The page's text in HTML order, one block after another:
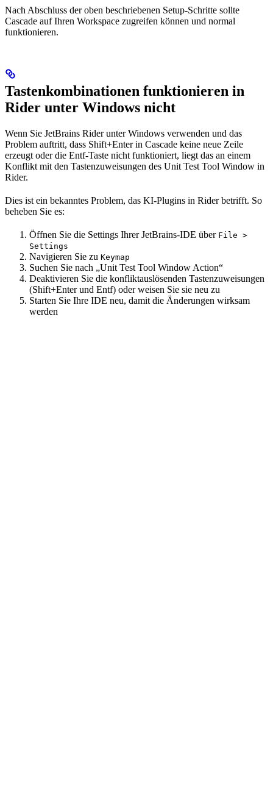
Nach Abschluss der oben beschriebenen Setup-Schritte sollte
Cascade auf Ihren Workspace zugreifen können und normal
funktionieren.
Tastenkombinationen funktionieren in
Rider unter Windows nicht
Wenn Sie JetBrains Rider unter Windows verwenden und das
Problem auftritt, dass Shift+Enter in Cascade keine neue Zeile
erzeugt oder die Entf-Taste nicht funktioniert, liegt das an einem
Konflikt mit den Tastenzuweisungen des Unit Test Tool Window in
Rider.
Dies ist ein bekanntes Problem, das KI-Plugins in Rider betrifft. So
beheben Sie es:
Öffnen Sie die Settings Ihrer JetBrains-IDE über File >
Settings
Navigieren Sie zu Keymap
Suchen Sie nach „Unit Test Tool Window Action“
Deaktivieren Sie die konfliktauslösenden Tastenzuweisungen
(Shift+Enter und Entf) oder weisen Sie sie neu zu
Starten Sie Ihre IDE neu, damit die Änderungen wirksam
werden